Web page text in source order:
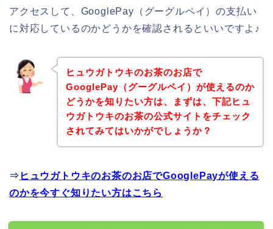
アクセスして、GooglePay（グーグルペイ）の支払い
に対応しているのかどうかを確認されるといいですよ♪
ヒュウガトウキのお茶のお店で
GooglePay（グーグルペイ）が使えるのか
どうかを知りたい方は、まずは、下記ヒュ
ウガトウキのお茶の公式サイトをチェック
されてみてはいかがでしょうか？
⇒ ヒュウガトウキのお茶のお店でGooglePayが使える
のかを今すぐ知りたい方はこちら